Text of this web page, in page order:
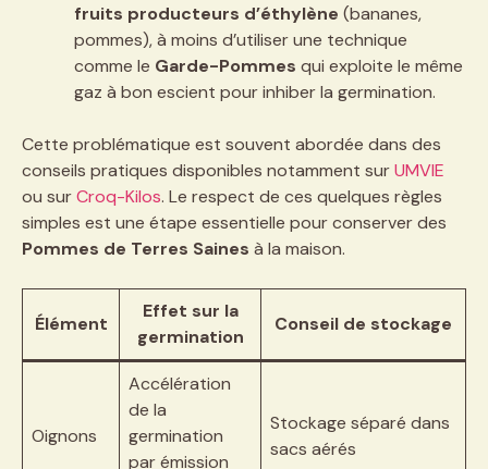
fruits producteurs d’éthylène (bananes,
pommes), à moins d’utiliser une technique
comme le Garde-Pommes qui exploite le même
gaz à bon escient pour inhiber la germination.
Cette problématique est souvent abordée dans des
conseils pratiques disponibles notamment surUMVIE
ou surCroq-Kilos. Le respect de ces quelques règles
simples est une étape essentielle pour conserver des
Pommes de Terres Saines à la maison.
Élément
Effet sur la
germination
Conseil de stockage
Oignons
Accélération
de la
germination
par émission
Stockage séparé dans
sacs aérés